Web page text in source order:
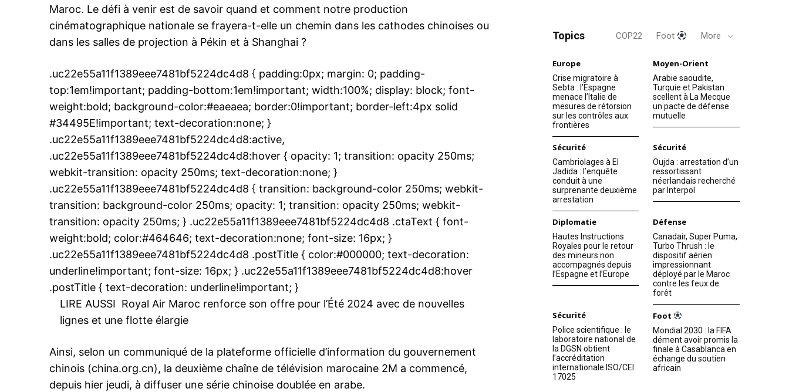
Maroc. Le défi à venir est de savoir quand et comment notre production
cinématographique nationale se frayera-t-elle un chemin dans les cathodes chinoises ou
dans les salles de projection à Pékin et à Shanghai ?
.uc22e55a11f1389eee7481bf5224dc4d8 { padding:0px; margin: 0; padding-
top:1em!important; padding-bottom:1em!important; width:100%; display: block; font-
weight:bold; background-color:#eaeaea; border:0!important; border-left:4px solid
#34495E!important; text-decoration:none; }
.uc22e55a11f1389eee7481bf5224dc4d8:active,
.uc22e55a11f1389eee7481bf5224dc4d8:hover { opacity: 1; transition: opacity 250ms;
webkit-transition: opacity 250ms; text-decoration:none; }
.uc22e55a11f1389eee7481bf5224dc4d8 { transition: background-color 250ms; webkit-
transition: background-color 250ms; opacity: 1; transition: opacity 250ms; webkit-
transition: opacity 250ms; } .uc22e55a11f1389eee7481bf5224dc4d8 .ctaText { font-
weight:bold; color:#464646; text-decoration:none; font-size: 16px; }
.uc22e55a11f1389eee7481bf5224dc4d8 .postTitle { color:#000000; text-decoration:
underline!important; font-size: 16px; } .uc22e55a11f1389eee7481bf5224dc4d8:hover
.postTitle { text-decoration: underline!important; }
LIRE AUSSI Royal Air Maroc renforce son offre pour l’Été 2024 avec de nouvelles
lignes et une flotte élargie
Ainsi, selon un communiqué de la plateforme officielle d’information du gouvernement
chinois (china.org.cn), la deuxième chaîne de télévision marocaine 2M a commencé,
depuis hier jeudi, à diffuser une série chinoise doublée en arabe.
Topics COP22 Foot More
Europe
Crise migratoire à
Sebta : l’Espagne
menace l’Italie de
mesures de rétorsion
sur les contrôles aux
frontières
Moyen-Orient
Arabie saoudite,
Turquie et Pakistan
scellent à La Mecque
un pacte de défense
mutuelle
Sécurité
Cambriolages à El
Jadida : l’enquête
conduit à une
surprenante deuxième
arrestation
Sécurité
Oujda : arrestation d’un
ressortissant
néerlandais recherché
par Interpol
Diplomatie
Hautes Instructions
Royales pour le retour
des mineurs non
accompagnés depuis
l’Espagne et l’Europe
Défense
Canadair, Super Puma,
Turbo Thrush : le
dispositif aérien
impressionnant
déployé par le Maroc
contre les feux de
forêt
Sécurité
Police scientifique : le
laboratoire national de
la DGSN obtient
l’accréditation
internationale ISO/CEI
17025
Foot
Mondial 2030 : la FIFA
dément avoir promis la
finale à Casablanca en
échange du soutien
africain